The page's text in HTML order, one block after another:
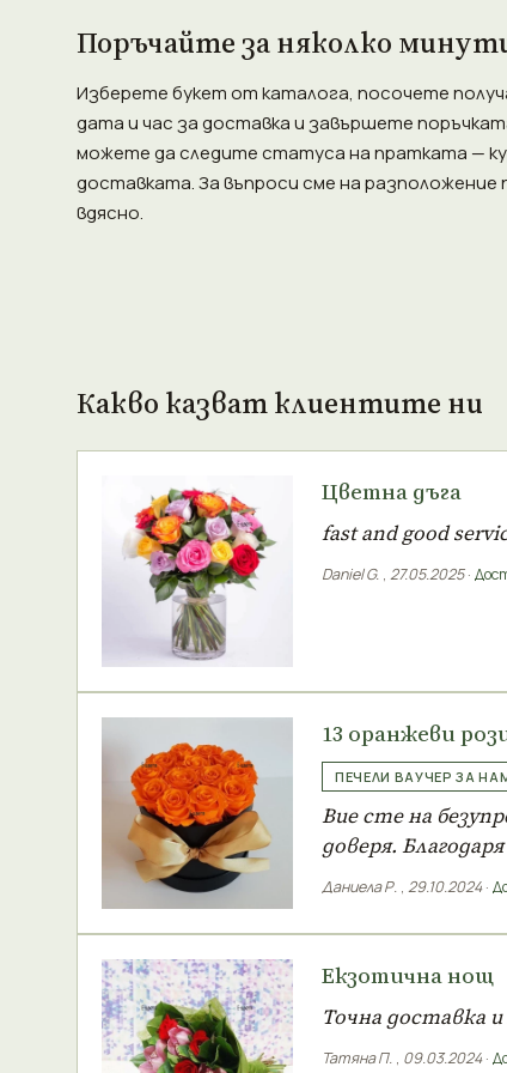
Поръчайте за няколко
Изберете букет от каталога, посочете
дата и час за доставка и завършете
можете да следите статуса на пратката —
доставката. За въпроси сме на
вдясно.
Какво казват клиентите ни
Цветна дъга
fast and good
Daniel G. , 27.05.2025·
13 оранжеви
ПЕЧЕЛИ ВАУЧЕР ЗА
Вие сте на
доверя.
Даниела Р. , 29.10.2024·
Екзотична нощ
Точна доставка
Татяна П. , 09.03.2024·